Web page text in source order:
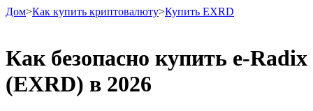
Фьючерсы
Дом>Как купить криптовалюту>Купить EXRD
Как безопасно купить e-Radix
(EXRD) в 2026